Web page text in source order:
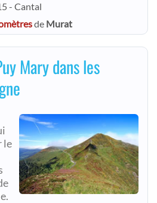
- Cantal
de Murat
Mary dans les
le